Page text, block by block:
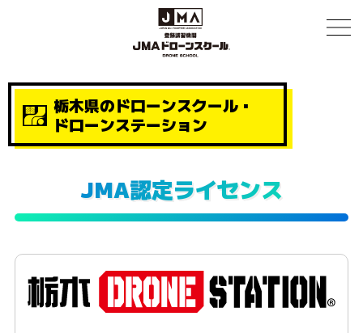
栃木県のドローンスクール・
ドローンステーション
JMA認定ライセンス